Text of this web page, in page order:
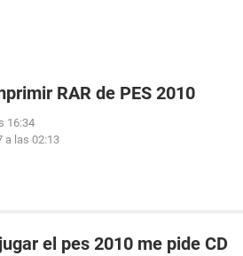
RAR de PES 2010
16:34
a las 02:13
el pes 2010 me pide CD